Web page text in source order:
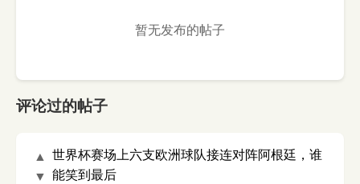
暂无发布的帖子
评论过的帖子
▲
▼
世界杯赛场上六支欧洲球队接连对阵阿根廷，谁
能笑到最后